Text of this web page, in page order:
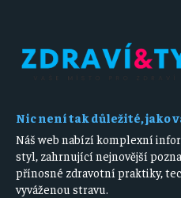
Nic není tak důležité, jako
Náš web nabízí komplexní
styl, zahrnující nejnovější
přínosné zdravotní praktiky,
vyváženou stravu.